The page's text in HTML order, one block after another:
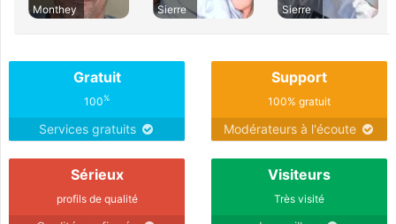
Monthey
Sierre
Sierre
Gratuit
100%
Services gratuits
Support
100% gratuit
Modérateurs à l'écoute
Sérieux
profils de qualité
Visiteurs
Très visité